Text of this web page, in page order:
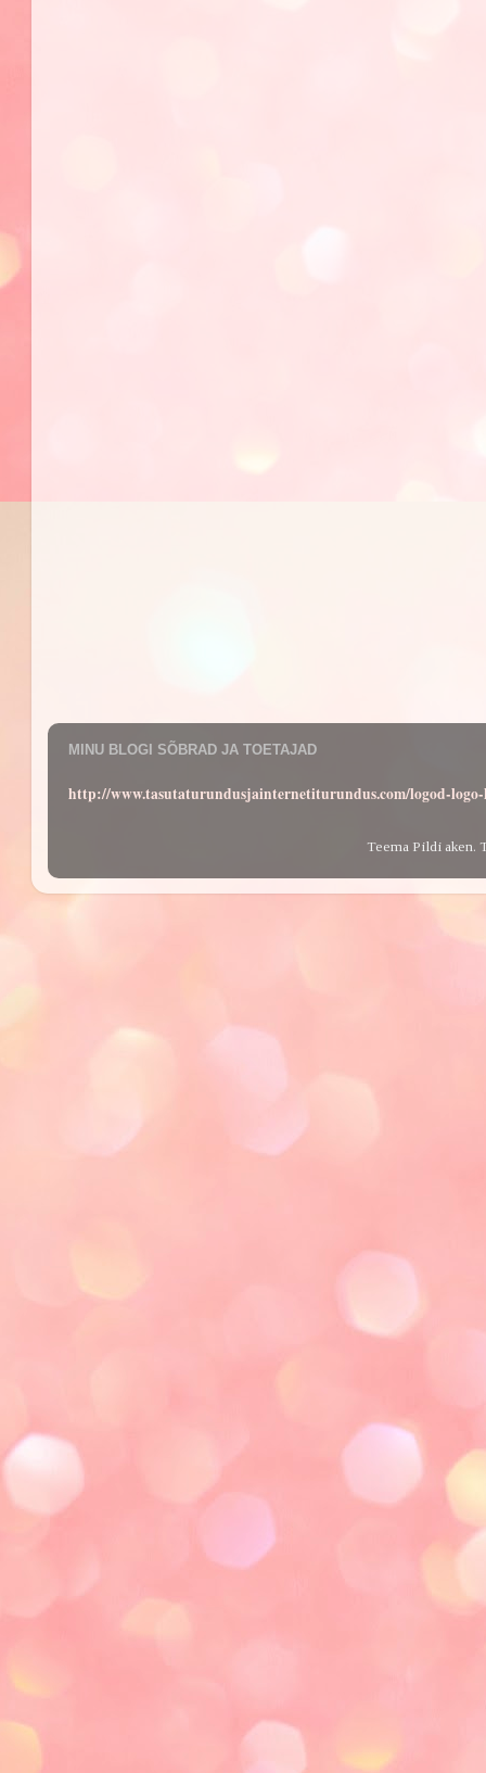
MINU BLOGI SÕBRAD JA TOETAJAD
http://www.tasutaturundusjainternetiturundus.com/logod-
Teema Pildi aken.